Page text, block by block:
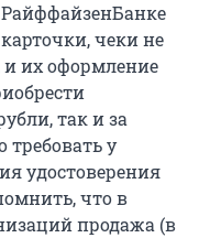
РайффайзенБанке
чеки не
и их оформление
так и за
требовать у
удостоверения
что в
продажа (в